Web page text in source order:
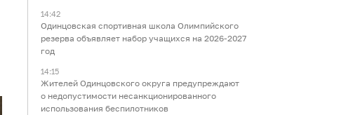
14:42
Одинцовская спортивная школа Олимпийского
резерва объявляет набор учащихся на 2026-2027
год
14:15
Жителей Одинцовского округа предупреждают
о недопустимости несанкционированного
использования беспилотников